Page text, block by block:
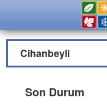
Cihanbeyli
Son Durum